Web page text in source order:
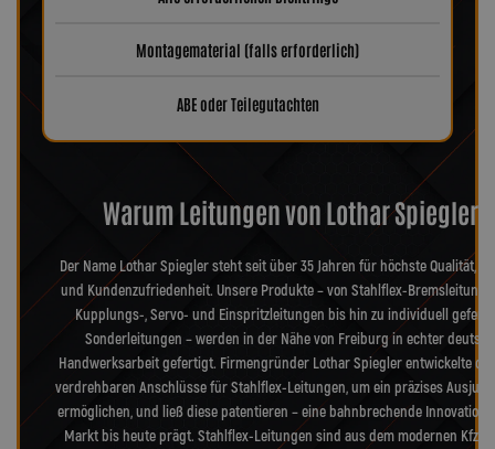
Montagematerial (falls erforderlich)
ABE oder Teilegutachten
Warum Leitungen von Lothar Spiegler?
Der Name Lothar Spiegler steht seit über 35 Jahren für höchste Qualität,
und Kundenzufriedenheit. Unsere Produkte – von Stahlflex-
Kupplungs-, Servo- und Einspritzleitungen bis hin zu individuell
Sonderleitungen – werden in der Nähe von Freiburg in echter
Handwerksarbeit gefertigt. Firmengründer Lothar Spiegler entwickelte
verdrehbaren Anschlüsse für Stahlflex-Leitungen, um ein präzises
ermöglichen, und ließ diese patentieren – eine bahnbrechende Innovation,
Markt bis heute prägt. Stahlflex-Leitungen sind aus dem modernen Kfz-